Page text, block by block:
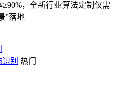
，全新行业算法定制仅需
”落地
别 热门